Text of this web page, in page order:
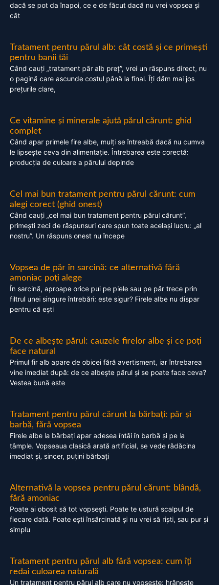
dacă se pot da înapoi, ce e de făcut dacă nu vrei vopsea și
cât
Tratament pentru părul alb: cât costă și ce primești
pentru banii tăi
Când cauți „tratament păr alb preț”, vrei un răspuns direct, nu
o pagină care ascunde costul până la final. Îți dăm mai jos
prețurile clare,
Ce vitamine și minerale ajută părul cărunt: ghid
complet
Când apar primele fire albe, mulți se întreabă dacă nu cumva
le lipsește ceva din alimentație. Întrebarea este corectă:
producția de culoare a părului depinde
Cel mai bun tratament pentru părul cărunt: cum
alegi corect (ghid onest)
Când cauți „cel mai bun tratament pentru părul cărunt”,
primești zeci de răspunsuri care spun toate același lucru: „al
nostru”. Un răspuns onest nu începe
Vopsea de păr în sarcină: ce alternativă fără
amoniac poți alege
În sarcină, aproape orice pui pe piele sau pe păr trece prin
filtrul unei singure întrebări: este sigur? Firele albe nu dispar
pentru că ești
De ce albește părul: cauzele firelor albe și ce poți
face natural
Primul fir alb apare de obicei fără avertisment, iar întrebarea
vine imediat după: de ce albește părul și se poate face ceva?
Vestea bună este
Tratament pentru părul cărunt la bărbați: păr și
barbă, fără vopsea
Firele albe la bărbați apar adesea întâi în barbă și pe la
tâmple. Vopseaua clasică arată artificial, se vede rădăcina
imediat și, sincer, puțini bărbați
Alternativă la vopsea pentru părul cărunt: blândă,
fără amoniac
Poate ai obosit să tot vopsești. Poate te ustură scalpul de
fiecare dată. Poate ești însărcinată și nu vrei să riști, sau pur și
simplu
Tratament pentru părul alb fără vopsea: cum îți
redai culoarea naturală
Un tratament pentru părul alb care nu vopsește: hrănește